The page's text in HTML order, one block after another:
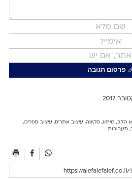
פרסום תגובה
2017
הלב, מיתוג, סקיצה, עיצוב אתרים, עיצוב ספרים,
, תערוכות